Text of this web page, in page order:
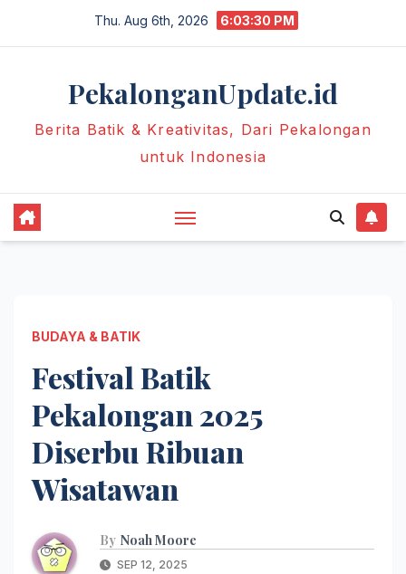
Thu. Aug 6th, 2026 6:03:32 PM
PekalonganUpdate.id
Berita Batik & Kreativitas, Dari Pekalongan
untuk Indonesia
BUDAYA & BATIK
Festival Batik
Pekalongan 2025
Diserbu Ribuan
Wisatawan
By Noah Moore
SEP 12, 2025